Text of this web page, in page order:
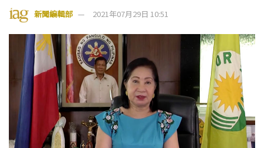
新聞編輯部 2021年07月29日 10:51